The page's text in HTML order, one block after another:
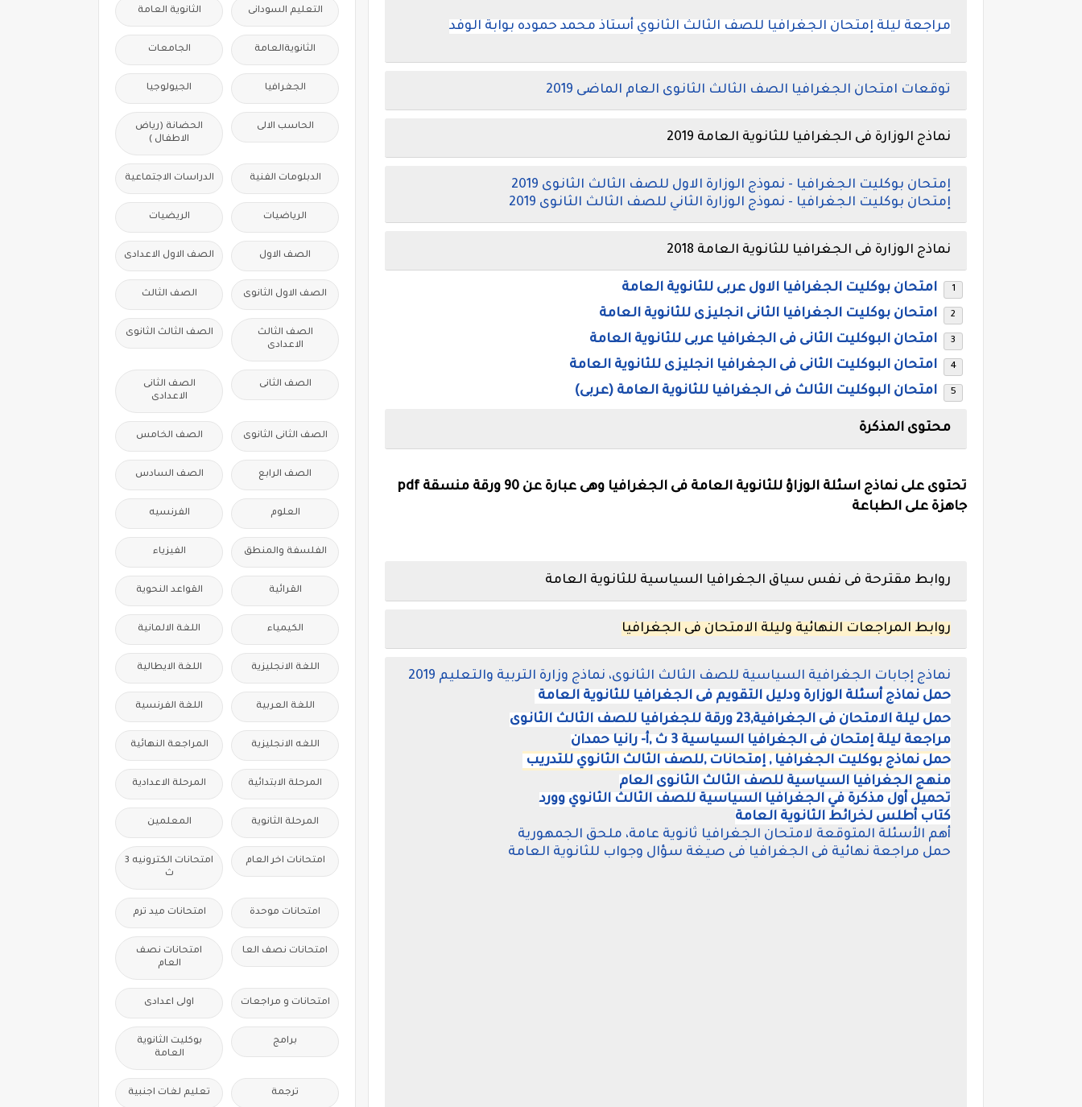
مراجعة ليلة إمتحان الجغرافيا للصف الثالث الثانوي أستاذ محمد حموده بوابة الوفد
توقعات امتحان الجغرافيا الصف الثالث الثانوى العام الماضى 2019
نماذج الوزارة فى الجغرافيا للثانوية العامة 2019
إمتحان بوكليت الجغرافيا - نموذج الوزارة الاول للصف الثالث الثانوى 2019
إمتحان بوكليت الجغرافيا - نموذج الوزارة الثاني للصف الثالث الثانوى 2019
نماذج الوزارة فى الجغرافيا للثانوية العامة 2018
امتحان بوكليت الجغرافيا الاول عربى للثانوية العامة
امتحان بوكليت الجغرافيا الثانى انجليزى للثانوية العامة
امتحان البوكليت الثانى فى الجغرافيا عربى للثانوية العامة
امتحان البوكليت الثانى فى الجغرافيا انجليزى للثانوية العامة
امتحان البوكليت الثالث فى الجغرافيا للثانوية العامة (عربى)
محتوى المذكرة
تحتوى على نماذج اسئلة الوزاؤ للثانوية العامة فى الجغرافيا وهى عبارة عن 90 ورقة منسقة pdf
جاهزة على الطباعة
روابط مقترحة فى نفس سياق الجغرافيا السياسية للثانوية العامة
روابط المراجعات النهائية وليلة الامتحان فى الجغرافيا
نماذج إجابات الجغرافية السياسية للصف الثالث الثانوى، نماذج وزارة التربية والتعليم 2019
حمل نماذج أسئلة الوزارة ودليل التقويم فى الجغرافيا للثانوية العامة
حمل ليلة الامتحان فى الجغرافية,23 ورقة للجغرافيا للصف الثالث الثانوى
مراجعة ليلة إمتحان فى الجغرافيا السياسية 3 ث ,أ- رانيا حمدان
حمل نماذج بوكليت الجغرافيا , إمتحانات ,للصف الثالث الثانوي للتدريب
منهج الجغرافيا السياسية للصف الثالث الثانوى العام
تحميل أول مذكرة في الجغرافيا السياسية للصف الثالث الثانوي وورد
كتاب أطلس لخرائط الثانوية العامة
أهم الأسئلة المتوقعة لامتحان الجغرافيا ثانوية عامة، ملحق الجمهورية
حمل مراجعة نهائية فى الجغرافيا فى صيغة سؤال وجواب للثانوية العامة
التعليم السودانى الثانوية العامة
الثانويةالعامة الجامعات
الجغرافيا الجيولوجيا
الحاسب الالى
الحضانة (رياض
الاطفال )
الدبلومات الفنية الدراسات الاجتماعية
الرياضيات الريضيات
الصف الاول الصف الاول الاعدادى
الصف الاول الثانوى الصف الثالث
الصف الثالث
الاعدادى
الصف الثالث الثانوى
الصف الثانى
الصف الثانى
الاعدادى
الصف الثانى الثانوى الصف الخامس
الصف الرابع الصف السادس
العلوم الفرنسيه
الفلسفة والمنطق الفيزياء
القرائية القواعد النحوية
الكيمياء اللغة الالمانية
اللغة الانجليزية اللغة الايطالية
اللغة العربية اللغة الفرنسية
اللغه الانجليزية المراجعة النهائية
المرحلة الابتدائية المرحلة الاعدادية
المرحلة الثانوية المعلمين
امتحانات اخر العام
امتحانات الكترونيه 3
ث
امتحانات موحدة امتحانات ميد ترم
امتحانات نصف العا
امتحانات نصف
العام
امتحانات و مراجعات اولى اعدادى
برامج
بوكليت الثانوية
العامة
ترجمة تعليم لغات اجنبية